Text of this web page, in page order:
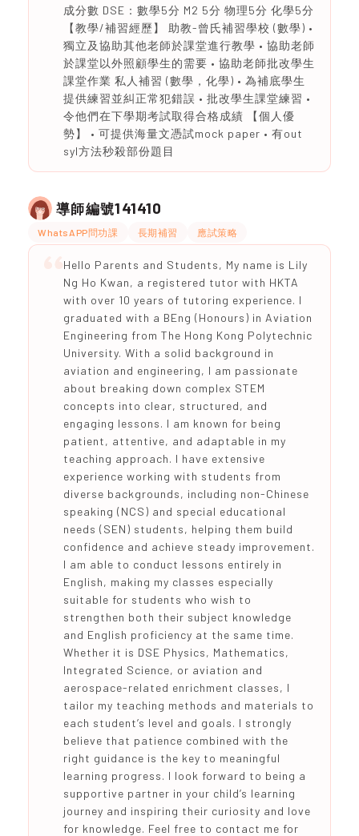
成分數 DSE：數學5分 M2 5分 物理5分 化學5分
【教學/補習經歷】 助教-曾氏補習學校 (數學) •
獨立及協助其他老師於課堂進行教學 • 協助老師
於課堂以外照顧學生的需要 • 協助老師批改學生
課堂作業 私人補習 (數學，化學) • 為補底學生
提供練習並糾正常犯錯誤 • 批改學生課堂練習 •
令他們在下學期考試取得合格成績 【個人優
勢】 • 可提供海量文憑試mock paper • 有out
syl方法秒殺部份題目
導師編號141410
WhatsAPP問功課 長期補習 應試策略
Hello Parents and Students, My name is Lily
Ng Ho Kwan, a registered tutor with HKTA
with over 10 years of tutoring experience. I
graduated with a BEng (Honours) in Aviation
Engineering from The Hong Kong Polytechnic
University. With a solid background in
aviation and engineering, I am passionate
about breaking down complex STEM
concepts into clear, structured, and
engaging lessons. I am known for being
patient, attentive, and adaptable in my
teaching approach. I have extensive
experience working with students from
diverse backgrounds, including non-Chinese
speaking (NCS) and special educational
needs (SEN) students, helping them build
confidence and achieve steady improvement.
I am able to conduct lessons entirely in
English, making my classes especially
suitable for students who wish to
strengthen both their subject knowledge
and English proficiency at the same time.
Whether it is DSE Physics, Mathematics,
Integrated Science, or aviation and
aerospace-related enrichment classes, I
tailor my teaching methods and materials to
each student’s level and goals. I strongly
believe that patience combined with the
right guidance is the key to meaningful
learning progress. I look forward to being a
supportive partner in your child’s learning
journey and inspiring their curiosity and love
for knowledge. Feel free to contact me for